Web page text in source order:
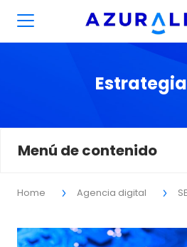
Estrategia
Home Agencia digital
Menú de contenido